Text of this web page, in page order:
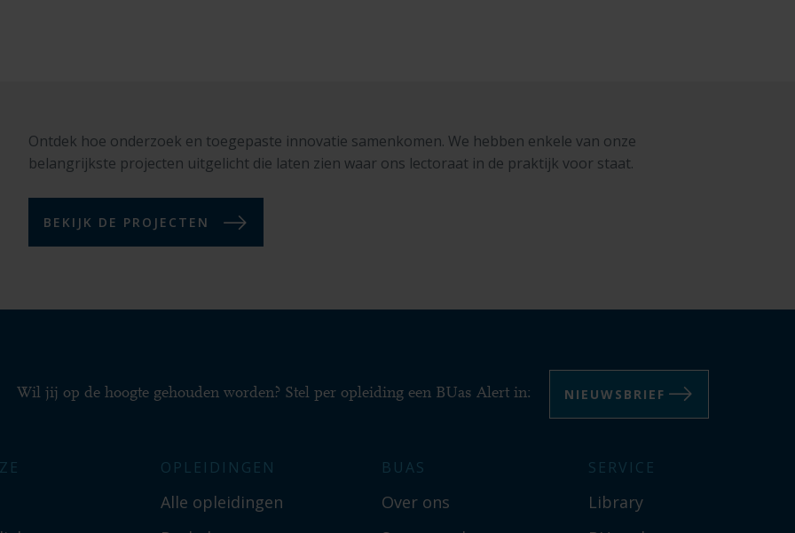
Ontdek hoe onderzoek en toegepaste innovatie samenkomen. We hebben enkele van onze
belangrijkste projecten uitgelicht die laten zien waar ons lectoraat in de praktijk voor staat.
BEKIJK DE PROJECTEN
Wil jij op de hoogte gehouden worden? Stel per opleiding een BUas Alert in: NIEUWSBRIEF
OPLEIDINGEN
Alle opleidingen
BUAS
Over ons
SERVICE
Library